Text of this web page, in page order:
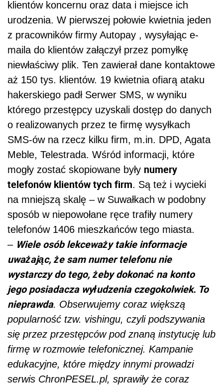
klientów koncernu oraz data i miejsce ich
urodzenia. W pierwszej połowie kwietnia jeden
z pracowników firmy Autopay , wysyłając e-
maila do klientów załączył przez pomyłkę
niewłaściwy plik. Ten zawierał dane kontaktowe
aż 150 tys. klientów. 19 kwietnia ofiarą ataku
hakerskiego padł Serwer SMS, w wyniku
którego przestępcy uzyskali dostęp do danych
o realizowanych przez te firmę wysyłkach
SMS-ów na rzecz kilku firm, m.in. DPD, Agata
Meble, Telestrada. Wśród informacji, które
mogły zostać skopiowane były numery
telefonów klientów tych firm. Są też i wycieki
na mniejszą skalę – w Suwałkach w podobny
sposób w niepowołane ręce trafiły numery
telefonów 1406 mieszkańców tego miasta.
– Wiele osób lekceważy takie informacje
uważając, że sam numer telefonu nie
wystarczy do tego, żeby dokonać na konto
jego posiadacza wyłudzenia czegokolwiek. To
nieprawda. Obserwujemy coraz większą
popularność tzw. vishingu, czyli podszywania
się przez przestępców pod znaną instytucję lub
firmę w rozmowie telefonicznej. Kampanie
edukacyjne, które między innymi prowadzi
serwis ChronPESEL.pl, sprawiły że coraz